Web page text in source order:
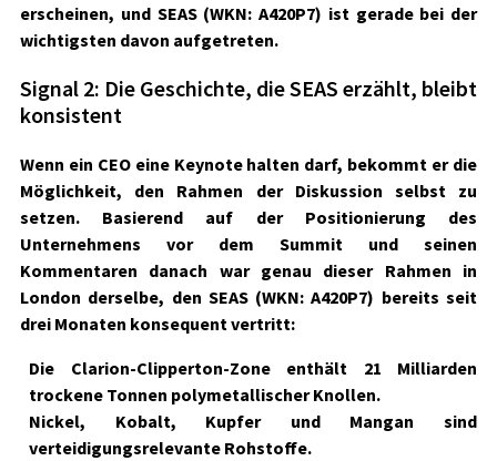
erscheinen, und SEAS (WKN: A420P7) ist gerade bei der
wichtigsten davon aufgetreten.
Signal 2: Die Geschichte, die SEAS erzählt, bleibt
konsistent
Wenn ein CEO eine Keynote halten darf, bekommt er die
Möglichkeit, den Rahmen der Diskussion selbst zu
setzen. Basierend auf der Positionierung des
Unternehmens vor dem Summit und seinen
Kommentaren danach war genau dieser Rahmen in
London derselbe, den SEAS (WKN: A420P7) bereits seit
drei Monaten konsequent vertritt:
Die Clarion-Clipperton-Zone enthält 21 Milliarden
trockene Tonnen polymetallischer Knollen.
Nickel, Kobalt, Kupfer und Mangan sind
verteidigungsrelevante Rohstoffe.